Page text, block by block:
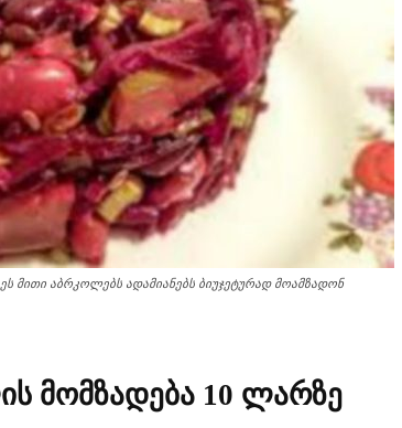
მითი აბრკოლებს ადამიანებს ბიუჯეტურად მოამზადონ
მომზადება 10 ლარზე